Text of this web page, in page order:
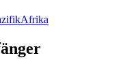
Afrika